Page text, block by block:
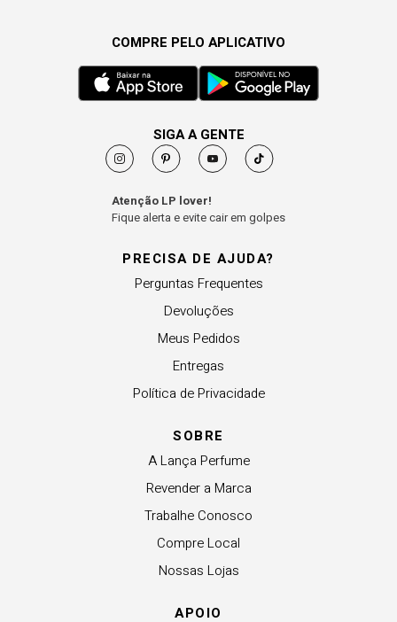
PRECISA DE AJUDA?
Perguntas Frequentes
Devoluções
Meus Pedidos
Entregas
Política de Privacidade
SOBRE
A Lança Perfume
Revender a Marca
Trabalhe Conosco
Compre Local
Nossas Lojas
APOIO
COMPRE PELO APLICATIVO
SIGA A GENTE
Atenção LP lover!
Fique alerta e evite cair em golpes